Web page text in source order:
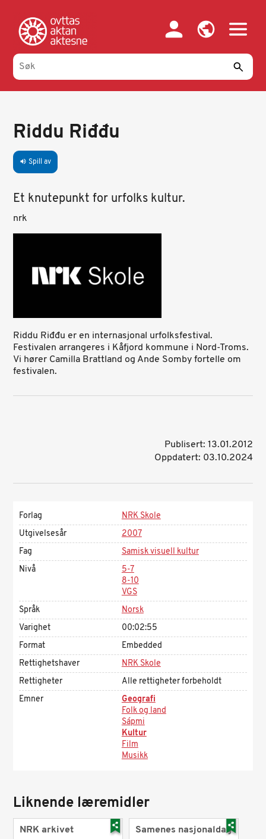
hovedinnhold
Riddu Riđđu
volume_up Spill av
Et knutepunkt for urfolks kultur.
E
d
e
o
nrk
Riddu Riđđu er en internasjonal urfolksfestival.
Festivalen arrangeres i Kåfjord kommune i Nord-Troms.
Vi hører Camilla Brattland og Ande Somby fortelle om
festivalen.
Publisert: 13.01.2012
Oppdatert: 03.10.2024
Forlag
NRK Skole
Utgivelsesår
2007
Fag
Samisk visuell kultur
Nivå
5-7
8-10
VGS
Språk
Norsk
Varighet
00:02:55
Format
Embedded
Rettighetshaver
NRK Skole
Rettigheter
Alle rettigheter forbeholdt
Emner
Geografi
Folk og land
Sápmi
Kultur
Film
Musikk
Liknende læremidler
NRK arkivet Samenes nasjonaldag